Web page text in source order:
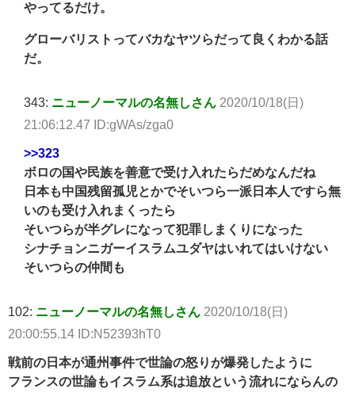
やってるだけ。
グローバリストってバカなヤツらだって良くわかる話
だ。
343: ニューノーマルの名無しさん 2020/10/18(日)
21:06:12.47 ID:gWAs/zga0
>>323
ボロの国や民族を善意で受け入れたらだめなんだね
日本も中国残留孤児とかでそいつら一派日本人ですら無
いのも受け入れまくったら
そいつらが半グレになって犯罪しまくりになった
シナチョンニガーイスラムユダヤはいれてはいけない
そいつらの仲間も
102: ニューノーマルの名無しさん 2020/10/18(日)
20:00:55.14 ID:N52393hT0
戦前の日本が通州事件で世論の怒りが爆発したように
フランスの世論もイスラム系は追放という流れにならんの